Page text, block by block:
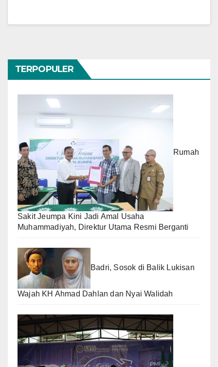
TERPOPULER
Rumah
Sakit Jeumpa Kini Jadi Amal Usaha
Muhammadiyah, Direktur Utama Resmi Berganti
Badri, Sosok di Balik Lukisan
Wajah KH Ahmad Dahlan dan Nyai Walidah